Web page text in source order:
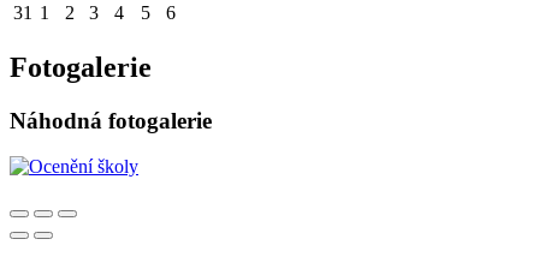
31 1 2 3 4 5 6
Fotogalerie
Náhodná fotogalerie